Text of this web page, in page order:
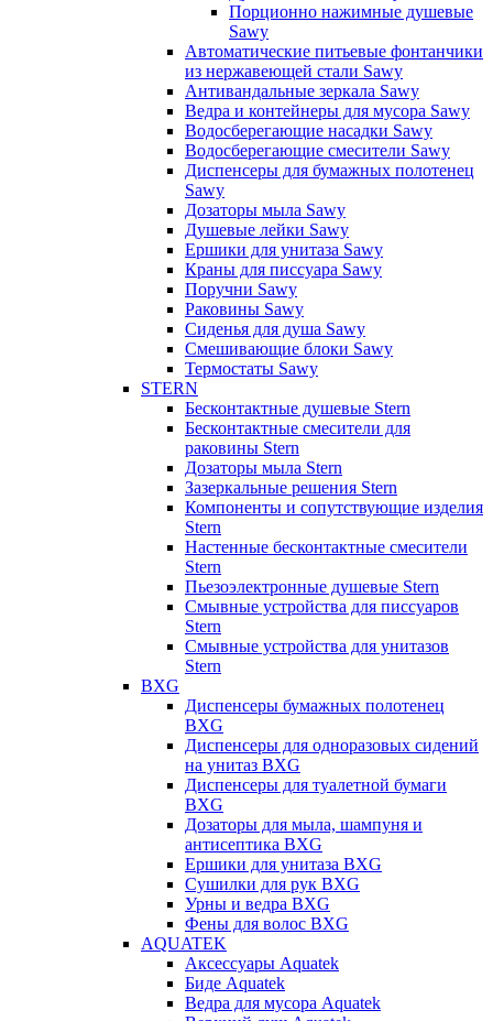
Порционно нажимные душевые
Sawy
Автоматические питьевые фонтанчики
из нержавеющей стали Sawy
Антивандальные зеркала Sawy
Ведра и контейнеры для мусора Sawy
Водосберегающие насадки Sawy
Водосберегающие смесители Sawy
Диспенсеры для бумажных полотенец
Sawy
Дозаторы мыла Sawy
Душевые лейки Sawy
Ершики для унитаза Sawy
Краны для писсуара Sawy
Поручни Sawy
Раковины Sawy
Сиденья для душа Sawy
Смешивающие блоки Sawy
Термостаты Sawy
STERN
Бесконтактные душевые Stern
Бесконтактные смесители для
раковины Stern
Дозаторы мыла Stern
Зазеркальные решения Stern
Компоненты и сопутствующие изделия
Stern
Настенные бесконтактные смесители
Stern
Пьезоэлектронные душевые Stern
Смывные устройства для писсуаров
Stern
Смывные устройства для унитазов
Stern
BXG
Диспенсеры бумажных полотенец
BXG
Диспенсеры для одноразовых сидений
на унитаз BXG
Диспенсеры для туалетной бумаги
BXG
Дозаторы для мыла, шампуня и
антисептика BXG
Ершики для унитаза BXG
Сушилки для рук BXG
Урны и ведра BXG
Фены для волос BXG
AQUATEK
Аксессуары Aquatek
Биде Aquatek
Ведра для мусора Aquatek